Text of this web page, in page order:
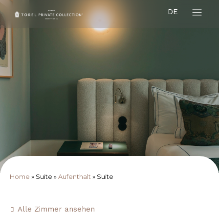
DE
Home » Suite » Aufenthalt » Suite
Alle Zimmer ansehen